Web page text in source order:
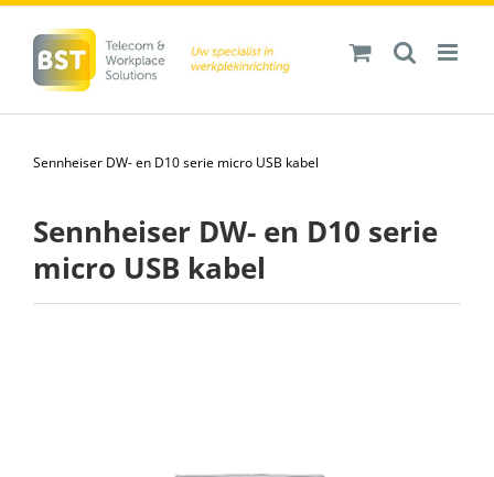
inhoud
Sennheiser DW- en D10 serie micro USB kabel
Sennheiser DW- en D10 serie
micro USB kabel